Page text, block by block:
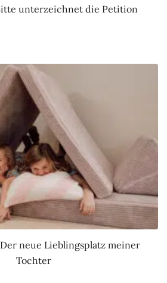
unterzeichnet die Petition
neue Lieblingsplatz meiner
Tochter